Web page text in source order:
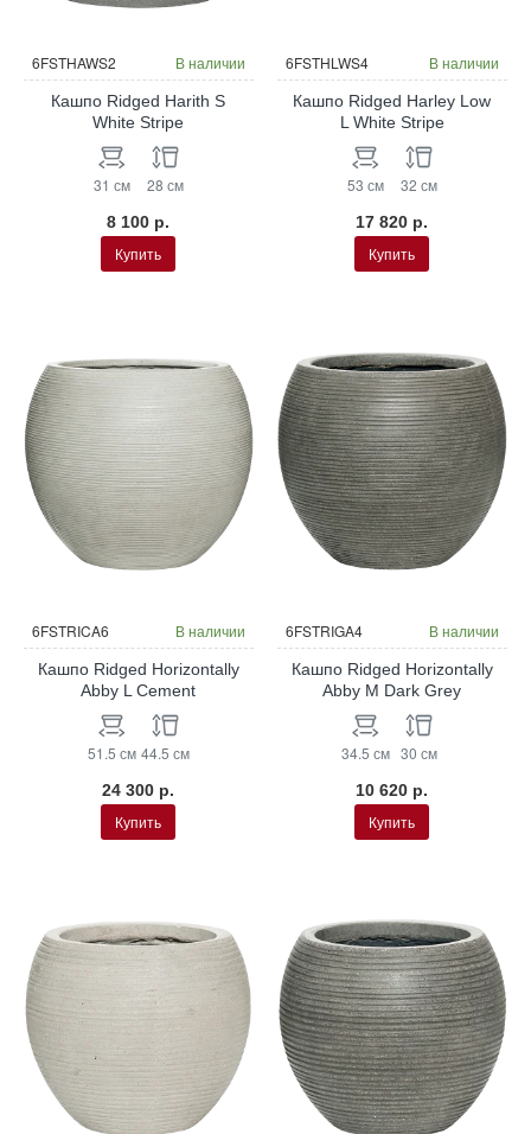
6FSTHAWS2 В наличии
Кашпо Ridged Harith S
White Stripe
31 см 28 см
8 100 р.
Купить
6FSTHLWS4 В наличии
Кашпо Ridged Harley Low
L White Stripe
53 см 32 см
17 820 р.
Купить
6FSTRICA6 В наличии
Кашпо Ridged Horizontally
Abby L Cement
51.5 см 44.5 см
24 300 р.
Купить
6FSTRIGA4 В наличии
Кашпо Ridged Horizontally
Abby M Dark Grey
34.5 см 30 см
10 620 р.
Купить